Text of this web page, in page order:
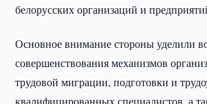
белорусских организаций и
Основное внимание стороны уделили
совершенствования механизмов
трудовой миграции, подготовки и
квалифицированных специалистов, а